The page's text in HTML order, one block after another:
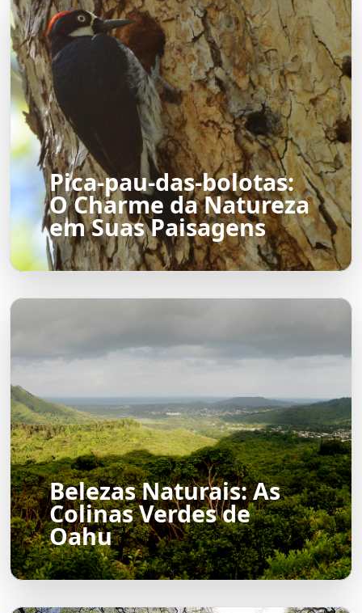
Pica-pau-das-bolotas:
O Charme da Natureza
em Suas Paisagens
Belezas Naturais: As
Colinas Verdes de
Oahu